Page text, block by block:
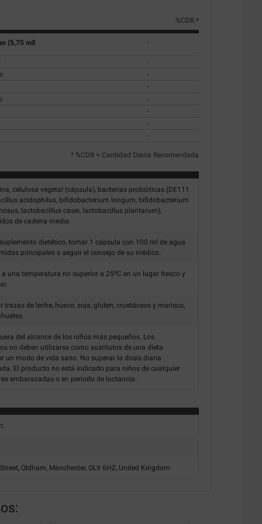
%CDR *
(5,75 mil -
-
-
-
-
-
-
-
* %CDR = Cantidad Diaria Recomendada
celulosa vegetal (cápsula), bacterias probióticas (DE111
acidophilus, bifidobacterium longum, bifidobacterium
lactobacillus casei, lactobacillus plantarum),
de cadena media.
dietético, tomar 1 cápsula con 100 ml de agua
principales o seguir el consejo de su médico.
a una temperatura no superior a 25ºC en un lugar fresco y
trazas de leche, huevo, soja, gluten, crustáceos y marisco,
del alcance de los niños más pequeños. Los
no deben utilizarse como sustitutos de una dieta
un modo de vida sano. No superar la dosis diaria
El producto no está indicado para niños de cualquier
embarazadas o en periodo de lactancia.
Oldham, Manchester, OL9 6HZ, United Kingdom